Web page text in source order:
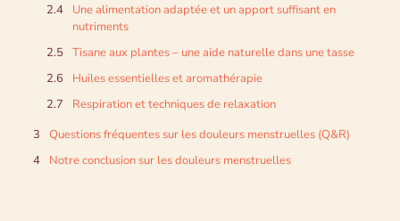
Une alimentation adaptée et un apport suffisant en
nutriments
Tisane aux plantes – une aide naturelle dans une tasse
Huiles essentielles et aromathérapie
Respiration et techniques de relaxation
Questions fréquentes sur les douleurs menstruelles (Q&R)
Notre conclusion sur les douleurs menstruelles